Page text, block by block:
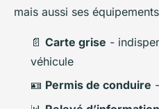
mais aussi ses
📄 Carte grise -
véhicule
🪪 Permis de conduire